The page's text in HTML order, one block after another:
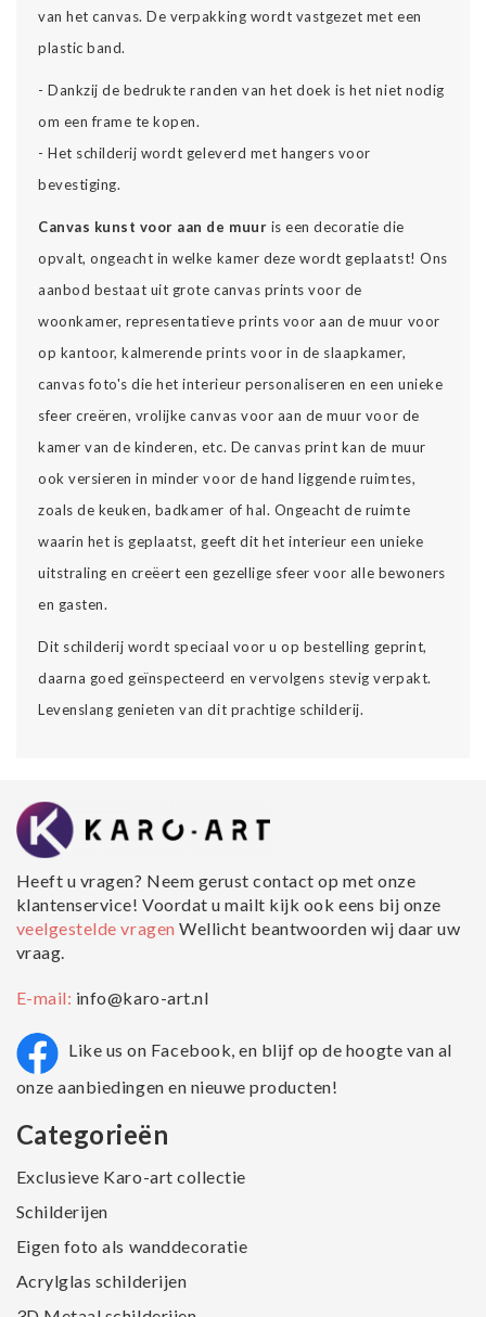
van het canvas. De verpakking wordt vastgezet met een
plastic band.
- Dankzij de bedrukte randen van het doek is het niet nodig
om een frame te kopen.
- Het schilderij wordt geleverd met hangers voor
bevestiging.
Canvas kunst voor aan de muur is een decoratie die
opvalt, ongeacht in welke kamer deze wordt geplaatst! Ons
aanbod bestaat uit grote canvas prints voor de
woonkamer, representatieve prints voor aan de muur voor
op kantoor, kalmerende prints voor in de slaapkamer,
canvas foto's die het interieur personaliseren en een unieke
sfeer creëren, vrolijke canvas voor aan de muur voor de
kamer van de kinderen, etc. De canvas print kan de muur
ook versieren in minder voor de hand liggende ruimtes,
zoals de keuken, badkamer of hal. Ongeacht de ruimte
waarin het is geplaatst, geeft dit het interieur een unieke
uitstraling en creëert een gezellige sfeer voor alle bewoners
en gasten.
Dit schilderij wordt speciaal voor u op bestelling geprint,
daarna goed geïnspecteerd en vervolgens stevig verpakt.
Levenslang genieten van dit prachtige schilderij.
Heeft u vragen? Neem gerust contact op met onze
klantenservice! Voordat u mailt kijk ook eens bij onze
veelgestelde vragenWellicht beantwoorden wij daar uw
vraag.
E-mail: info@karo-art.nl
Like us on Facebook, en blijf op de hoogte van al
onze aanbiedingen en nieuwe producten!
Categorieën
Exclusieve Karo-art collectie
Schilderijen
Eigen foto als wanddecoratie
Acrylglas schilderijen